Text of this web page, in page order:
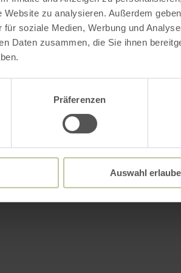
Website zu analysieren. Außerdem
für soziale Medien, Werbung und
Daten zusammen, die Sie ihnen
Präferenzen
Auswahl